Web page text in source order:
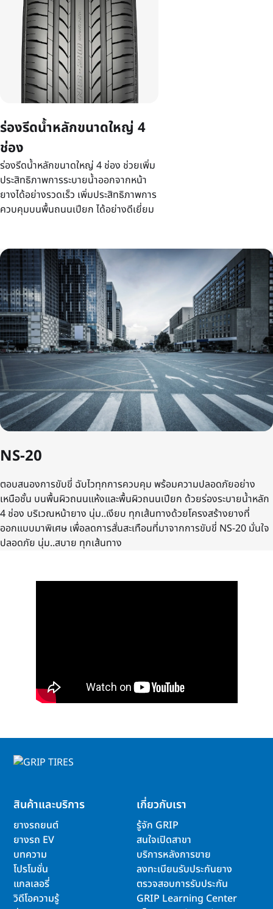
ร่องรีดน้ำหลักขนาดใหญ่ 4
ช่อง
ร่องรีดน้ำหลักขนาดใหญ่ 4 ช่อง ช่วยเพิ่ม
ประสิทธิภาพการระบายน้ำออกจากหน้า
ยางได้อย่างรวดเร็ว เพิ่มประสิทธิภาพการ
ควบคุมบนพื้นถนนเปียก ได้อย่างดีเยี่ยม
NS-20
ตอบสนองการขับขี่ ฉับไวทุกการควบคุม พร้อมความปลอดภัยอย่าง
เหนือชั้น บนพื้นผิวถนนแห้งและพื้นผิวถนนเปียก ด้วยร่องระบายน้ำหลัก
4 ช่อง บริเวณหน้ายาง นุ่ม..เงียบ ทุกเส้นทางด้วยโครงสร้างยางที่
ออกแบบมาพิเศษ เพื่อลดการสั่นสะเทือนที่มาจากการขับขี่ NS-20 มั่นใจ
ปลอดภัย นุ่ม..สบาย ทุกเส้นทาง
สินค้าและบริการ
ยางรถยนต์
ยางรถ EV
บทความ
โปรโมชั่น
แกลเลอรี่
วิดีโอความรู้
เกี่ยวกับเรา
รู้จัก GRIP
สนใจเปิดสาขา
บริการหลังการขาย
ลงทะเบียนรับประกันยาง
ตรวจสอบการรับประกัน
GRIP Learning Center